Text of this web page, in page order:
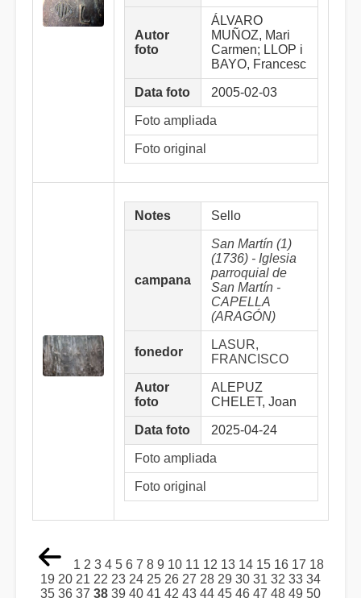
Autor
foto
ÁLVARO
MUÑOZ, Mari
Carmen; LLOP i
BAYO, Francesc
Data foto 2005-02-03
Foto ampliada
Foto original
Notes Sello
campana
San Martín (1)
(1736) - Iglesia
parroquial de
San Martín -
CAPELLA
(ARAGÓN)
fonedor
LASUR,
FRANCISCO
Autor
foto
ALEPUZ
CHELET, Joan
Data foto 2025-04-24
Foto ampliada
Foto original
1 2 3 4 5 6 7 8 9 10 11 12 13 14 15 16 17 18
19 20 21 22 23 24 25 26 27 28 29 30 31 32 33 34
35 36 37 38 39 40 41 42 43 44 45 46 47 48 49 50